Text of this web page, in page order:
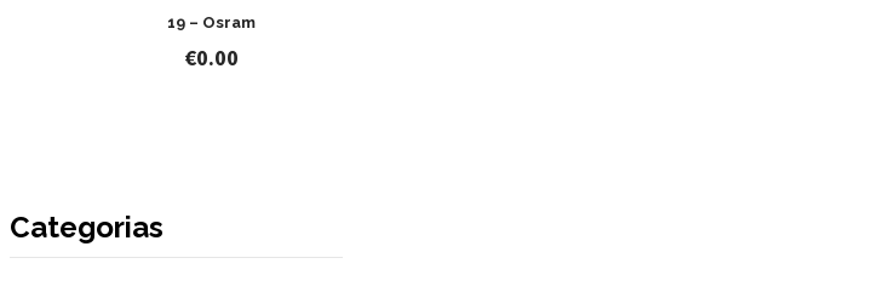
19 – Osram
€0.00
Categorias